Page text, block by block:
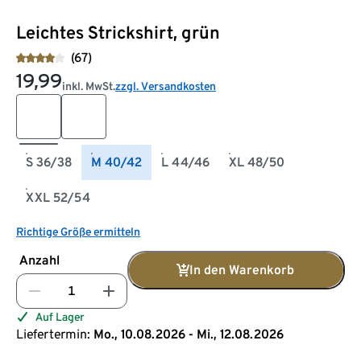
Leichtes Strickshirt, grün
(67)
19,99inkl. MwSt.zzgl. Versandkosten
S 36/38 M 40/42 L 44/46 XL 48/50
XXL 52/54
Richtige Größe ermitteln
Anzahl
In den Warenkorb
Auf Lager
Liefertermin: Mo., 10.08.2026 - Mi., 12.08.2026